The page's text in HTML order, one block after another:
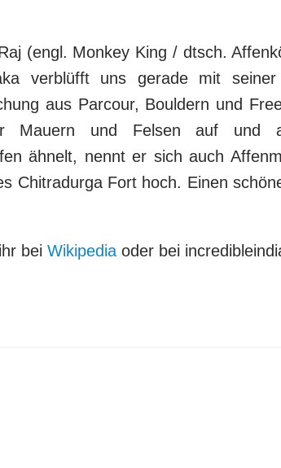
(engl. Monkey King / dtsch.
verblüfft uns gerade mit seiner
aus Parcour, Bouldern und
Mauern und Felsen auf und
ähnelt, nennt er sich auch
Chitradurga Fort hoch. Einen
bei Wikipedia oder bei